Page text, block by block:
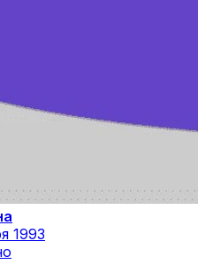
1993